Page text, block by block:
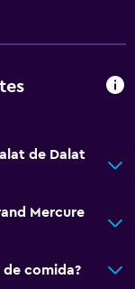
de Dalat
Mercure
de comida?